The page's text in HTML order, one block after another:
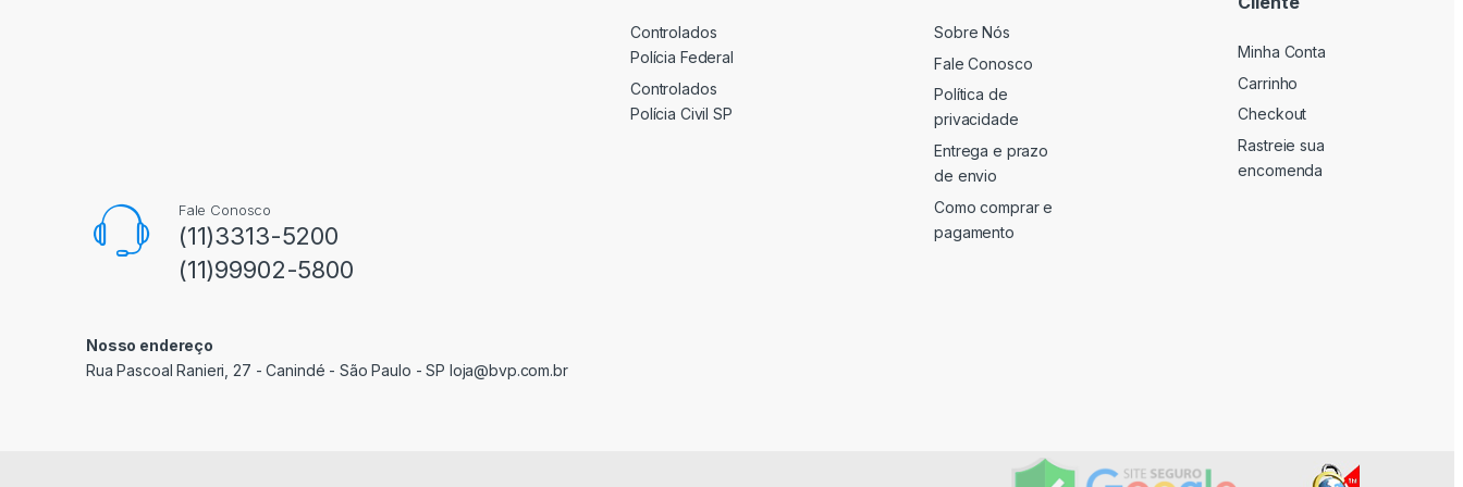
Fale Conosco
(11)3313-5200
(11)99902-5800
Nosso endereço
Rua Pascoal Ranieri, 27 - Canindé - São Paulo - SP loja@bvp.com.br
Controlados
Polícia Federal
Controlados
Polícia Civil SP
Sobre Nós
Fale Conosco
Política de
privacidade
Entrega e prazo
de envio
Como comprar e
pagamento
Minha Conta
Carrinho
Checkout
Rastreie sua
encomenda